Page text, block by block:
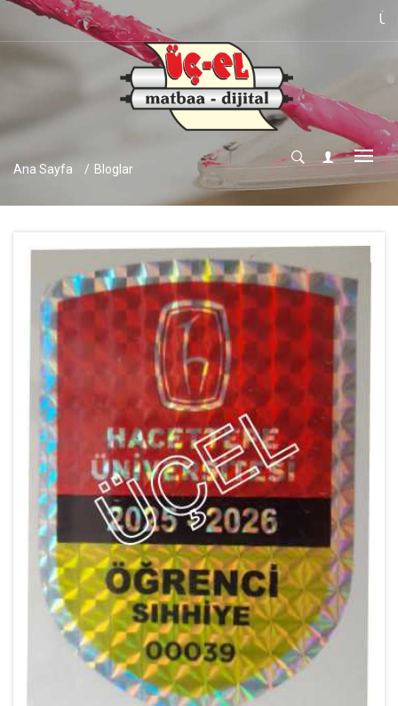
ÜÇ-EL
Ana Sayfa Bloglar